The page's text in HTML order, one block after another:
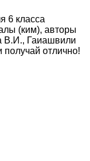
6 класса
(ким), авторы
В.И., Гаиашвили
отлично!